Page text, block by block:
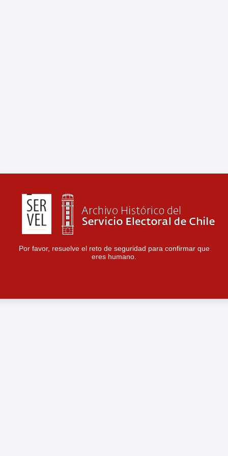
Por favor, resuelve el reto de seguridad para confirmar que
eres humano.